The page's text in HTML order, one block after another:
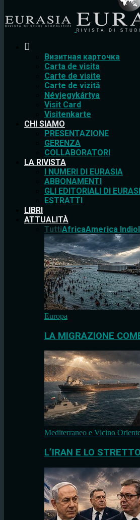
Bизитная карточка
Carta de visita
Carte de visite
Carte de vizită
Névjegykártya
Visit Card
Visitenkarte
CHI SIAMO
PRESENTAZIONE
GERENZA
COLLABORATORI
LA RIVISTA
I NUMERI DI EURASIA
ABBONAMENTI
GLI EDITORIALI DI
ESTRATTI
LIBRI
ATTUALITÀ
TuttiAfricaAmerica
Europa
LA MIGRAZIONE
Mediterraneo e Vicino
L’IRAN E LO